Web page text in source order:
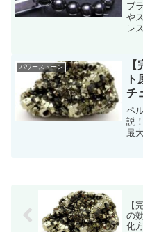
ブ
や
レ
パワーストーン
チ
ペ
説
最
【
の
化